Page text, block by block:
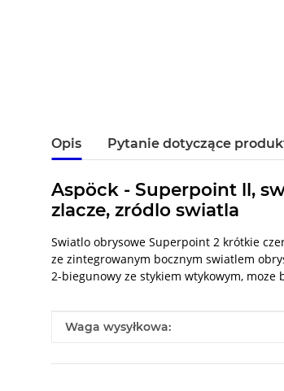
Opis Pytanie dotyczące
Aspöck - Superpoint ll,
zlacze, zródlo swiatla
Swiatlo obrysowe Superpoint 2 krótkie
ze zintegrowanym bocznym swiatlem
2-biegunowy ze stykiem wtykowym,
#productDetails.itemInformation#
#productDetails.itemValue#
Waga wysyłkowa: